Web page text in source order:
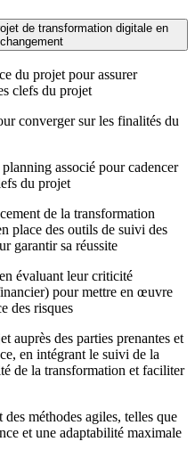
de transformation digitale en
du projet pour assurer
clefs du projet
converger sur les finalités du
associé pour cadencer
du projet
de la transformation
place des outils de suivi des
garantir sa réussite
évaluant leur criticité
pour mettre en œuvre
des risques
auprès des parties prenantes et
en intégrant le suivi de la
de la transformation et faciliter
méthodes agiles, telles que
et une adaptabilité maximale